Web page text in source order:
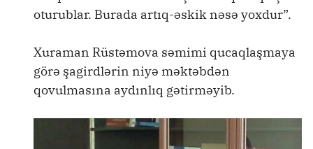
oturublar. Burada artıq-əskik nəsə yoxdur”.
Xuraman Rüstəmova səmimi qucaqlaşmaya
görə şagirdlərin niyə məktəbdən
qovulmasına aydınlıq gətirməyib.